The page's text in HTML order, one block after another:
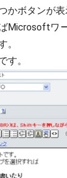
かボタンが表
Microsoftワ
。
す。